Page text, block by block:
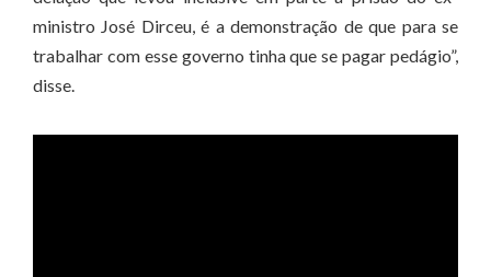
ministro José Dirceu, é a demonstração de que para se
trabalhar com esse governo tinha que se pagar pedágio”,
disse.